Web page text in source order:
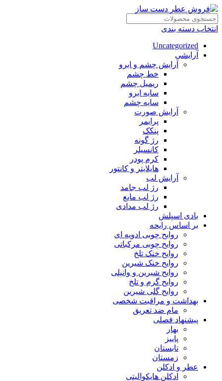
انتخاب دسته بندی
Uncategorized
آرایشی
آرایش چشم و ابرو
خط چشم
ریمیل چشم
سایه ابرو
سایه چشم
آرایش صورت
پرایمر
پنکک
رژ گونه
کانسیلر
کرم پودر
هایلایتر و کانتور
آرایش لب
رژ لب جامد
رژ لب مایع
رژ لب مدادی
بادی اسپلش
بر اساس رایحه
روایح چوبی ادویه ای
روایح چوبی مرکباتی
روایح خنک تلخ
روایح خنک شیرین
روایح شیرین و وانیلی
روایح گرم و تلخ
روایح گلی شیرین
بهداشت و مراقبت شخصی
مام ضد تعریق
پیشنهاد فصلی
بهار
پاییز
تابستان
زمستان
عطر و ادکلن
ادکلن هایکوالیتی